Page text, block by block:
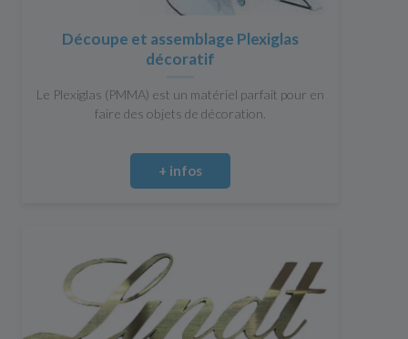
Découpe et assemblage Plexiglas
décoratif
Le Plexiglas (PMMA) est un matériel parfait pour en
faire des objets de décoration.
+ infos